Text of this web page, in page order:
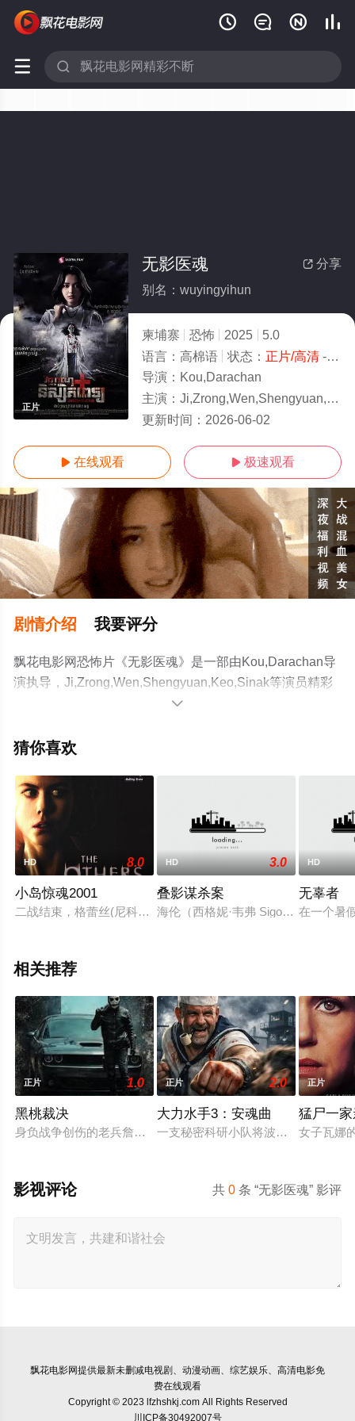
   
 
正片
 分享
无影医魂
别名：wuyingyihun
柬埔寨 恐怖 2025
5.0
语言： 高棉语 状态： 正片/高清- 免费在线观看
导演： Kou,Darachan
主演： Ji,Zrong,Wen,Shengyuan,Keo,Sinak
更新时间： 2026-06-02
 在线观看  极速观看
剧情介绍 我要评分
飘花电影网恐怖片《无影医魂》是一部由Kou,Darachan导
演执导，Ji,Zrong,Wen,Shengyuan,Keo,Sinak等演员精彩
演绎的柬埔寨电影，手机免费观看高清无删减完整版电影
视猫或剧情网等平台了解。

猜你喜欢
HD 8.0
小岛惊魂2001
二战结束，格蕾丝(尼科尔•基德曼)在英伦的小岛上独自抚养着
HD 3.0
叠影谋杀案
海伦（西格妮·韦弗 Sigourney
HD
无辜者
在一个暑
相关推荐
正片 1.0
黑桃裁决
身负战争创伤的老兵詹姆斯·毕肖普警探，正努力回归正常生活
正片 2.0
大力水手3：安魂曲
一支秘密科研小队将波派囚禁在地下
正片
猛尸一
女子瓦娜
共0 条 “无影医魂” 影评
影视评论
飘花电影网提供最新未删减电视剧、动漫动画、综艺娱乐、高清电影免
费在线观看
Copyright © 2023 lfzhshkj.com All Rights Reserved
川ICP备30492007号